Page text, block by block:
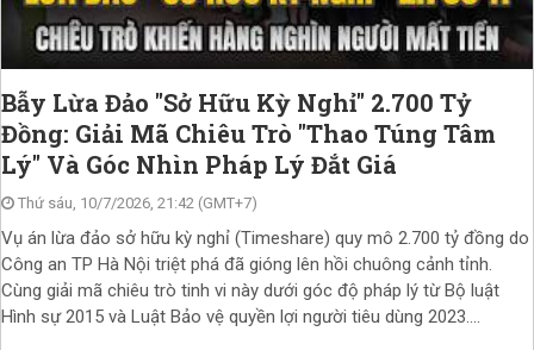
Bẫy Lừa Đảo "Sở Hữu Kỳ Nghỉ" 2.700 Tỷ
Đồng: Giải Mã Chiêu Trò "Thao Túng Tâm
Lý" Và Góc Nhìn Pháp Lý Đắt Giá
Thứ sáu, 10/7/2026, 21:42 (GMT+7)
Vụ án lừa đảo sở hữu kỳ nghỉ (Timeshare) quy mô 2.700 tỷ đồng do
Công an TP Hà Nội triệt phá đã gióng lên hồi chuông cảnh tỉnh.
Cùng giải mã chiêu trò tinh vi này dưới góc độ pháp lý từ Bộ luật
Hình sự 2015 và Luật Bảo vệ quyền lợi người tiêu dùng 2023....